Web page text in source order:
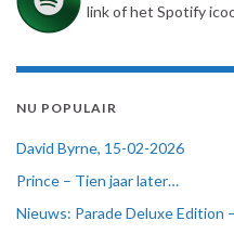
link of het Spotify
NU POPULAIR
David Byrne, 15-02-2026
Prince – Tien jaar later…
Nieuws: Parade Deluxe Edition